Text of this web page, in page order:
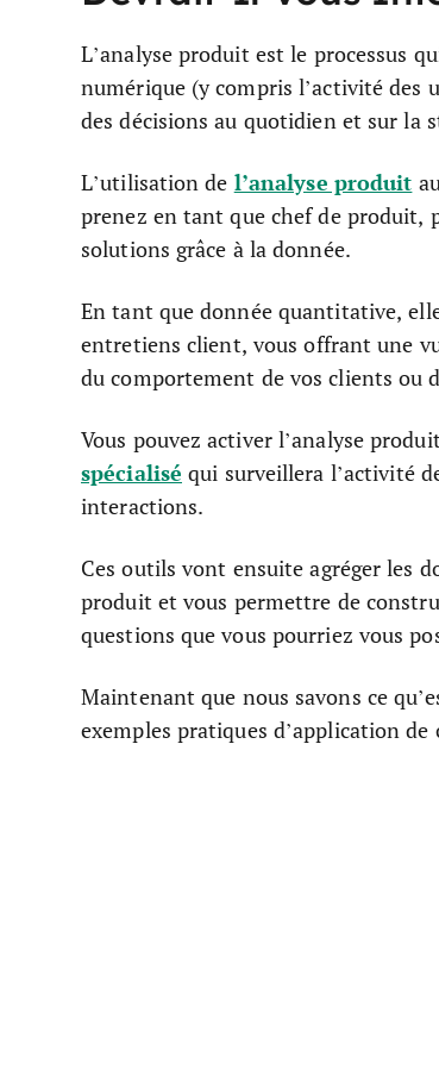
L’analyse produit est le processus
numérique (y compris l’activité des
des décisions au quotidien et sur la
L’utilisation de l’analyse produit
prenez en tant que chef de produit,
solutions grâce à la donnée.
En tant que donnée quantitative,
entretiens client, vous offrant une
du comportement de vos clients ou
Vous pouvez activer l’analyse
spécialisé qui surveillera l’activité
interactions.
Ces outils vont ensuite agréger les
produit et vous permettre de
questions que vous pourriez vous
Maintenant que nous savons ce
exemples pratiques d’application de